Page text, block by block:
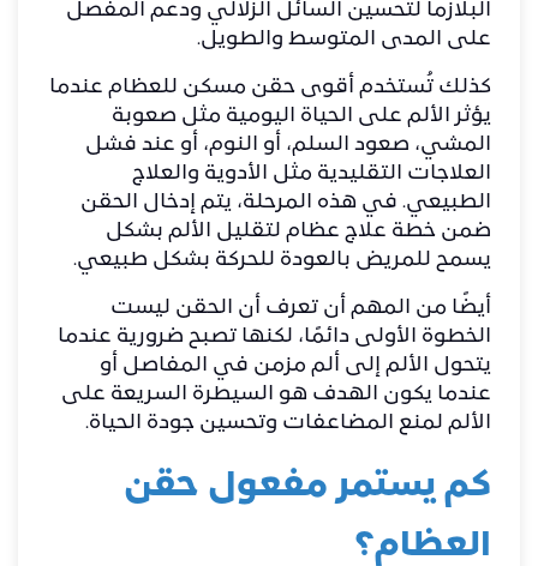
البلازما لتحسين السائل الزلالي ودعم المفصل
على المدى المتوسط والطويل.
كذلك تُستخدم أقوى حقن مسكن للعظام عندما
يؤثر الألم على الحياة اليومية مثل صعوبة
المشي، صعود السلم، أو النوم، أو عند فشل
العلاجات التقليدية مثل الأدوية والعلاج
الطبيعي. في هذه المرحلة، يتم إدخال الحقن
ضمن خطة علاج عظام لتقليل الألم بشكل
يسمح للمريض بالعودة للحركة بشكل طبيعي.
أيضًا من المهم أن تعرف أن الحقن ليست
الخطوة الأولى دائمًا، لكنها تصبح ضرورية عندما
يتحول الألم إلى ألم مزمن في المفاصل أو
عندما يكون الهدف هو السيطرة السريعة على
الألم لمنع المضاعفات وتحسين جودة الحياة.
كم يستمر مفعول حقن
العظام؟